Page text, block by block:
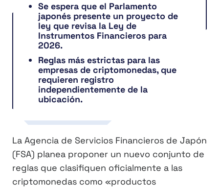
Se espera que el Parlamento
japonés presente un proyecto de
ley que revisa la Ley de
Instrumentos Financieros para
2026.
Reglas más estrictas para las
empresas de criptomonedas, que
requieren registro
independientemente de la
ubicación.
La Agencia de Servicios Financieros de Japón
(FSA) planea proponer un nuevo conjunto de
reglas que clasifiquen oficialmente a las
criptomonedas como «productos